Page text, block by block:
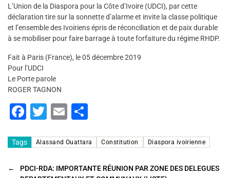
L’Union de la Diaspora pour la Côte d’Ivoire (UDCI), par cette
déclaration tire sur la sonnette d’alarme et invite la classe politique
et l’ensemble des Ivoiriens épris de réconciliation et de paix durable
à se mobiliser pour faire barrage à toute forfaiture du régime RHDP.
Fait à Paris (France), le 05 décembre 2019
Pour l’UDCI
Le Porte parole
ROGER TAGNON
F
c
e
T
tt
er
E
ai
l
ta
g
Tags Alassand Ouattara Constitution Diaspora ivoirienne
←
PDCI-RDA: IMPORTANTE RÉUNION PAR ZONE DES DELEGUES